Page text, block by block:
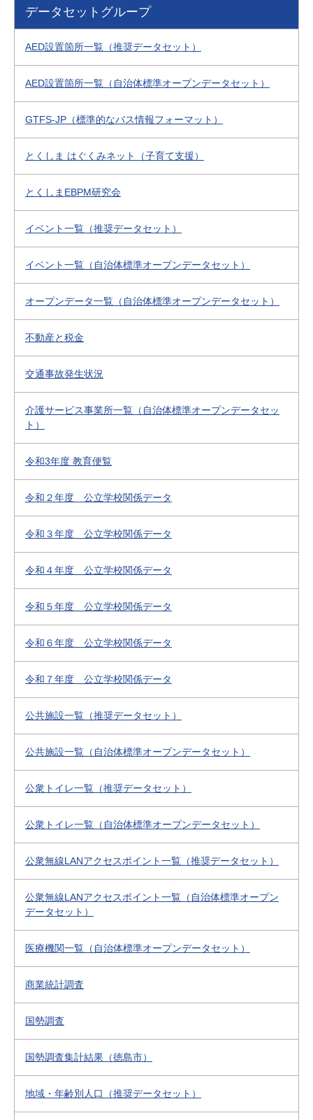
データセットグループ
AED設置箇所一覧（推奨データセット）
AED設置箇所一覧（自治体標準オープンデータセット）
GTFS-JP（標準的なバス情報フォーマット）
とくしま はぐくみネット（子育て支援）
とくしまEBPM研究会
イベント一覧（推奨データセット）
イベント一覧（自治体標準オープンデータセット）
オープンデータ一覧（自治体標準オープンデータセット）
不動産と税金
交通事故発生状況
介護サービス事業所一覧（自治体標準オープンデータセッ
ト）
令和3年度 教育便覧
令和２年度 公立学校関係データ
令和３年度 公立学校関係データ
令和４年度 公立学校関係データ
令和５年度 公立学校関係データ
令和６年度 公立学校関係データ
令和７年度 公立学校関係データ
公共施設一覧（推奨データセット）
公共施設一覧（自治体標準オープンデータセット）
公衆トイレ一覧（推奨データセット）
公衆トイレ一覧（自治体標準オープンデータセット）
公衆無線LANアクセスポイント一覧（推奨データセット）
公衆無線LANアクセスポイント一覧（自治体標準オープン
データセット）
医療機関一覧（自治体標準オープンデータセット）
商業統計調査
国勢調査
国勢調査集計結果（徳島市）
地域・年齢別人口（推奨データセット）